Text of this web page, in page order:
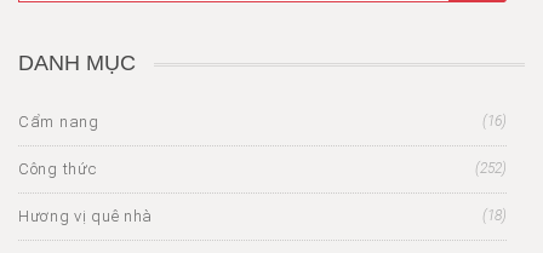
DANH MỤC
Cẩm nang (16)
Công thức (252)
Hương vị quê nhà (18)